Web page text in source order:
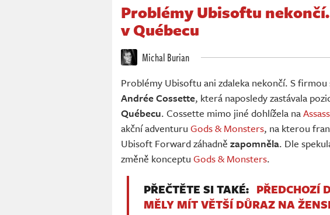
Problémy Ubisoftu
v Québecu
Michal Burian
Problémy Ubisoftu ani zdaleka nekončí. S
Andrée Cossette, která naposledy zastávala
Québecu. Cossette mimo jiné dohlížela na
akční adventuru Gods & Monsters, na kterou
Ubisoft Forward záhadně zapomněla. Dle
změně konceptu Gods & Monsters.
PŘEČTĚTE SI TAKÉ: PŘEDCHOZÍ
MĚLY MÍT VĚTŠÍ DŮRAZ NA